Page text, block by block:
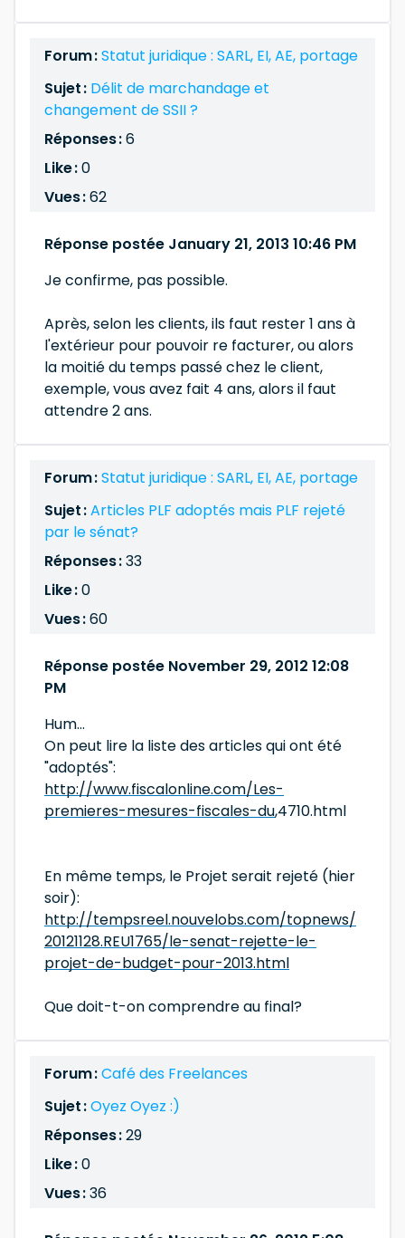
Forum :Statut juridique : SARL, EI, AE, portage
Sujet : Délit de marchandage et
changement de SSII ?
Réponses :6
Like :0
Vues :62
Réponse postée January 21, 2013 10:46 PM
Je confirme, pas possible.
Après, selon les clients, ils faut rester 1 ans à
l'extérieur pour pouvoir re facturer, ou alors
la moitié du temps passé chez le client,
exemple, vous avez fait 4 ans, alors il faut
attendre 2 ans.
Forum :Statut juridique : SARL, EI, AE, portage
Sujet :Articles PLF adoptés mais PLF rejeté
par le sénat?
Réponses :33
Like :0
Vues :60
Réponse postée November 29, 2012 12:08
PM
Hum...
On peut lire la liste des articles qui ont été
"adoptés":
http://www.fiscalonline.com/Les-
premieres-mesures-fiscales-du,4710.html
En même temps, le Projet serait rejeté (hier
soir):
http://tempsreel.nouvelobs.com/topnews/
20121128.REU1765/le-senat-rejette-le-
projet-de-budget-pour-2013.html
Que doit-t-on comprendre au final?
Forum :Café des Freelances
Sujet :Oyez Oyez :)
Réponses :29
Like :0
Vues :36